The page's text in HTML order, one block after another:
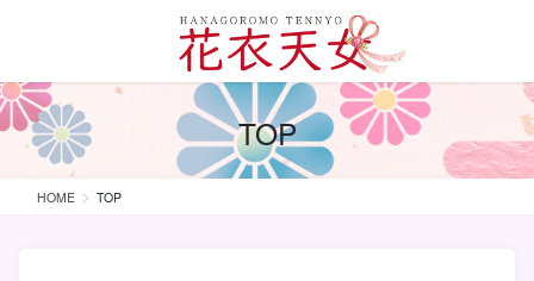
ン
ツ
に
ー
シ
ョ
TOP
HOME TOP